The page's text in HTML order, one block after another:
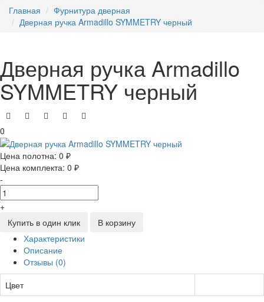
Главная
Фурнитура дверная
Дверная ручка Armadillo SYMMETRY черный
Дверная ручка Armadillo
SYMMETRY черный
0
Цена полотна: 0 ₽
Цена комплекта: 0 ₽
-
+
Купить в один клик
В корзину
Характеристики
Описание
Отзывы (0)
Цвет